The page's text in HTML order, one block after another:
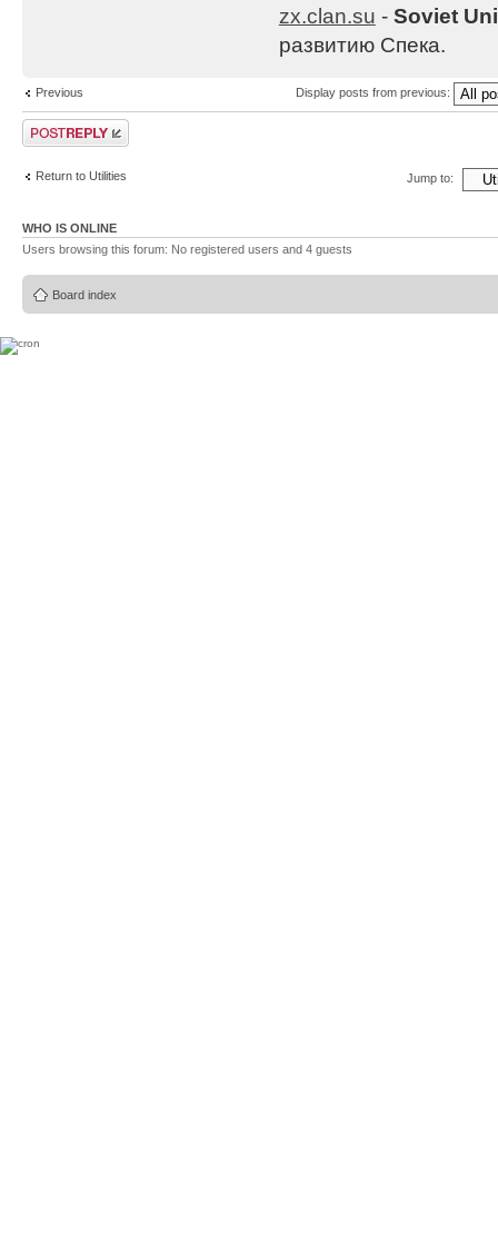
zx.clan.su - Soviet
развитию Спека.
Previous Display posts from previous:
Post a reply
Return to Utilities Jump to:
WHO IS ONLINE
Users browsing this forum: No registered users and 4 guests
Board index